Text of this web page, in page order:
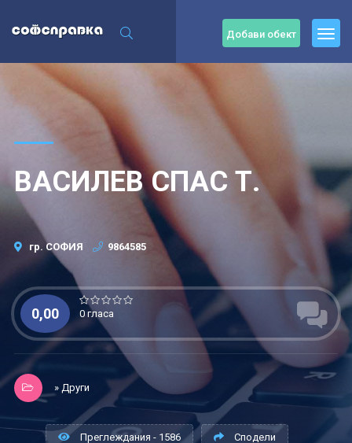
Добави обект
ВАСИЛЕВ СПАС Т.
гр. СОФИЯ 9864585
0,00 0 гласа
» Други
Преглеждания - 1586 Сподели